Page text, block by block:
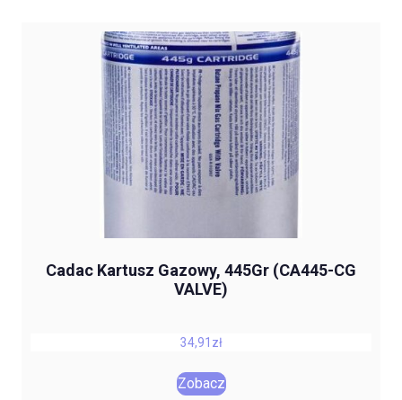
Cadac Kartusz Gazowy, 445Gr (CA445-CG
VALVE)
34,91 zł
Zobacz